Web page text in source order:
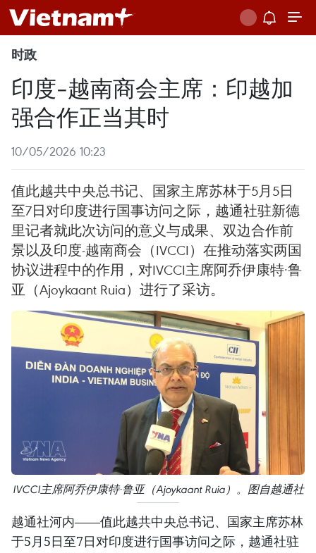
时政
印度-越南商会主席：印越加
强合作正当其时
10/05/2026 10:23
值此越共中央总书记、国家主席苏林于5月5日
至7日对印度进行国事访问之际，越通社驻新德
里记者就此次访问的意义与成果、双边合作前
景以及印度-越南商会（IVCCI）在推动落实两国
协议进程中的作用，对IVCCI主席阿乔伊康特·鲁
亚（Ajoykaant Ruia）进行了采访。
IVCCI主席阿乔伊康特·鲁亚（Ajoykaant Ruia）。图自越通社
越通社河内——值此越共中央总书记、国家主席苏林
于5月5日至7日对印度进行国事访问之际，越通社驻